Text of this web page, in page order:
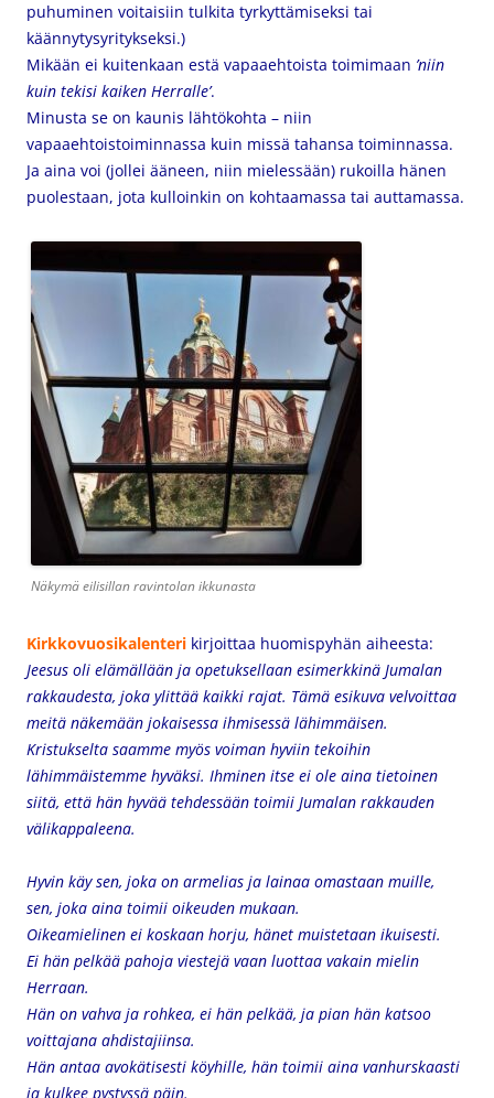
puhuminen voitaisiin tulkita tyrkyttämiseksi tai
käännytysyritykseksi.)
Mikään ei kuitenkaan estä vapaaehtoista toimimaan ’niin
kuin tekisi kaiken Herralle’.
Minusta se on kaunis lähtökohta – niin
vapaaehtoistoiminnassa kuin missä tahansa toiminnassa.
Ja aina voi (jollei ääneen, niin mielessään) rukoilla hänen
puolestaan, jota kulloinkin on kohtaamassa tai auttamassa.
Näkymä eilisillan ravintolan ikkunasta
Kirkkovuosikalenteri kirjoittaa huomispyhän aiheesta:
Jeesus oli elämällään ja opetuksellaan esimerkkinä Jumalan
rakkaudesta, joka ylittää kaikki rajat. Tämä esikuva velvoittaa
meitä näkemään jokaisessa ihmisessä lähimmäisen.
Kristukselta saamme myös voiman hyviin tekoihin
lähimmäistemme hyväksi. Ihminen itse ei ole aina tietoinen
siitä, että hän hyvää tehdessään toimii Jumalan rakkauden
välikappaleena.
Hyvin käy sen, joka on armelias ja lainaa omastaan muille,
sen, joka aina toimii oikeuden mukaan.
Oikeamielinen ei koskaan horju, hänet muistetaan ikuisesti.
Ei hän pelkää pahoja viestejä vaan luottaa vakain mielin
Herraan.
Hän on vahva ja rohkea, ei hän pelkää, ja pian hän katsoo
voittajana ahdistajiinsa.
Hän antaa avokätisesti köyhille, hän toimii aina vanhurskaasti
ja kulkee pystyssä päin.